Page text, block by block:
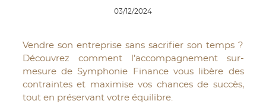
03/12/2024
Vendre son entreprise sans sacrifier son temps ?
Découvrez comment l’accompagnement sur-
mesure de Symphonie Finance vous libère des
contraintes et maximise vos chances de succès,
tout en préservant votre équilibre.